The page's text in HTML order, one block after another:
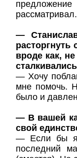
рассматривал.
—
расторгнуть
вроде как,
— Хочу
мне помочь.
было и
— В вашей
свой
— Если бы я
последний